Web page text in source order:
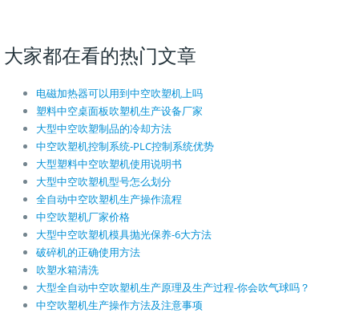
大家都在看的热门文章
电磁加热器可以用到中空吹塑机上吗
塑料中空桌面板吹塑机生产设备厂家
大型中空吹塑制品的冷却方法
中空吹塑机控制系统-PLC控制系统优势
大型塑料中空吹塑机使用说明书
大型中空吹塑机型号怎么划分
全自动中空吹塑机生产操作流程
中空吹塑机厂家价格
大型中空吹塑机模具抛光保养-6大方法
破碎机的正确使用方法
吹塑水箱清洗
大型全自动中空吹塑机生产原理及生产过程-你会吹气球吗？
中空吹塑机生产操作方法及注意事项